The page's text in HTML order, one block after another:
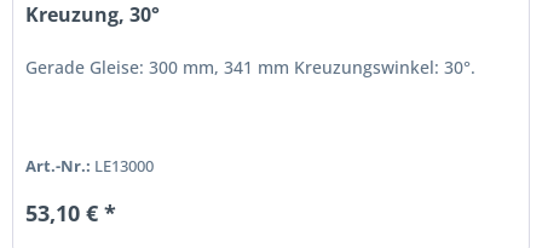
Kreuzung, 30°
Gerade Gleise: 300 mm, 341 mm Kreuzungswinkel: 30°.
Art.-Nr.: LE13000
53,10 € *